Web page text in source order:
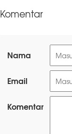
Komentar
Nama
Email
Komentar